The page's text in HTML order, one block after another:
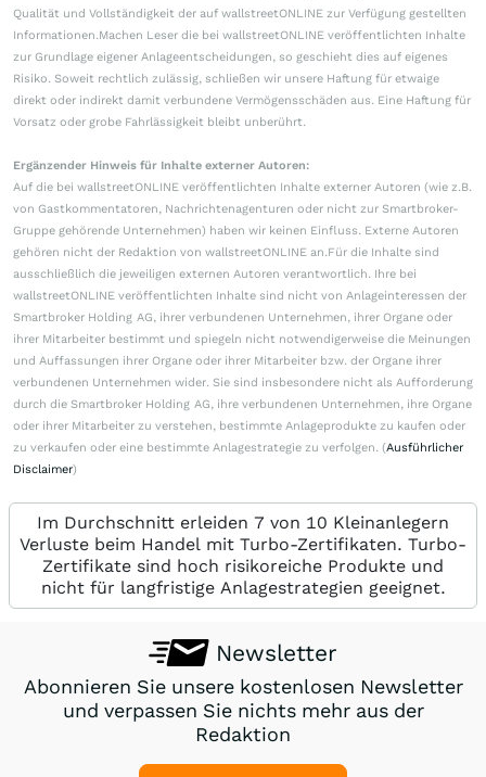
Qualität und Vollständigkeit der auf wallstreetONLINE zur Verfügung gestellten
Informationen.Machen Leser die bei wallstreetONLINE veröffentlichten Inhalte
zur Grundlage eigener Anlageentscheidungen, so geschieht dies auf eigenes
Risiko. Soweit rechtlich zulässig, schließen wir unsere Haftung für etwaige
direkt oder indirekt damit verbundene Vermögensschäden aus. Eine Haftung für
Vorsatz oder grobe Fahrlässigkeit bleibt unberührt.
Ergänzender Hinweis für Inhalte externer Autoren:
Auf die bei wallstreetONLINE veröffentlichten Inhalte externer Autoren (wie z.B.
von Gastkommentatoren, Nachrichtenagenturen oder nicht zur Smartbroker-
Gruppe gehörende Unternehmen) haben wir keinen Einfluss. Externe Autoren
gehören nicht der Redaktion von wallstreetONLINE an.Für die Inhalte sind
ausschließlich die jeweiligen externen Autoren verantwortlich. Ihre bei
wallstreetONLINE veröffentlichten Inhalte sind nicht von Anlageinteressen der
Smartbroker Holding AG, ihrer verbundenen Unternehmen, ihrer Organe oder
ihrer Mitarbeiter bestimmt und spiegeln nicht notwendigerweise die Meinungen
und Auffassungen ihrer Organe oder ihrer Mitarbeiter bzw. der Organe ihrer
verbundenen Unternehmen wider. Sie sind insbesondere nicht als Aufforderung
durch die Smartbroker Holding AG, ihre verbundenen Unternehmen, ihre Organe
oder ihrer Mitarbeiter zu verstehen, bestimmte Anlageprodukte zu kaufen oder
zu verkaufen oder eine bestimmte Anlagestrategie zu verfolgen. (Ausführlicher
Disclaimer)
Im Durchschnitt erleiden 7 von 10 Kleinanlegern
Verluste beim Handel mit Turbo-Zertifikaten. Turbo-
Zertifikate sind hoch risikoreiche Produkte und
nicht für langfristige Anlagestrategien geeignet.
Newsletter
Abonnieren Sie unsere kostenlosen Newsletter
und verpassen Sie nichts mehr aus der
Redaktion